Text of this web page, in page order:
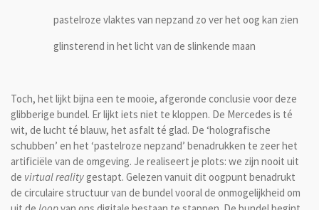
pastelroze vlaktes van nepzand zo ver het oog kan zien
glinsterend in het licht van de slinkende maan
Toch, het lijkt bijna een te mooie, afgeronde conclusie voor deze
glibberige bundel. Er lijkt iets niet te kloppen. De Mercedes is té
wit, de lucht té blauw, het asfalt té glad. De ‘holografische
schubben’ en het ‘pastelroze nepzand’ benadrukken te zeer het
artificiële van de omgeving. Je realiseert je plots: we zijn nooit uit
de virtual realitygestapt. Gelezen vanuit dit oogpunt benadrukt
de circulaire structuur van de bundel vooral de onmogelijkheid om